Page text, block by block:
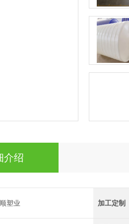
介绍
塑业 加工定制